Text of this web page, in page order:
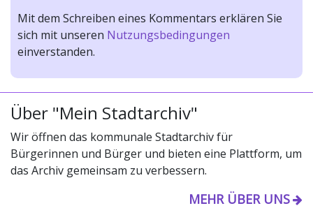
Mit dem Schreiben eines Kommentars erklären Sie
sich mit unseren Nutzungsbedingungen
einverstanden.
Über "Mein Stadtarchiv"
Wir öffnen das kommunale Stadtarchiv für
Bürgerinnen und Bürger und bieten eine Plattform, um
das Archiv gemeinsam zu verbessern.
MEHR ÜBER UNS